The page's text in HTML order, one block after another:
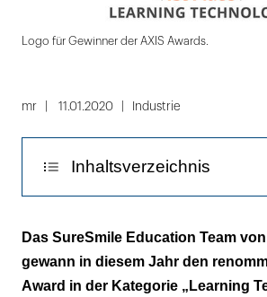
Logo für Gewinner der AXIS Awards.
1mr 11.01.2020 Industrie
Inhaltsverzeichnis
Künstliche Intelligenz passt
SureSmile Aligners
Das SureSmile Education Team
gewann in diesem Jahr den
Award in der Kategorie „Learning